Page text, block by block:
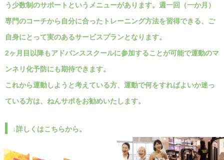
う少数制のサポートというメニューがあります。週一回（一か月）
専門のコーチから自分に合ったトレーニング方法を習得できる、ご
自身にとって実のあるサービスプランとなります。
2ヶ月目以降もアドバンススクールに参加することが可能で運動のマ
ンネリ化予防にも期待できます。
これから運動しようと考えている方、運動で何をすればよいか迷っ
ている方は、ねんサポをお勧めいたします。
↓詳しくはこちらから。